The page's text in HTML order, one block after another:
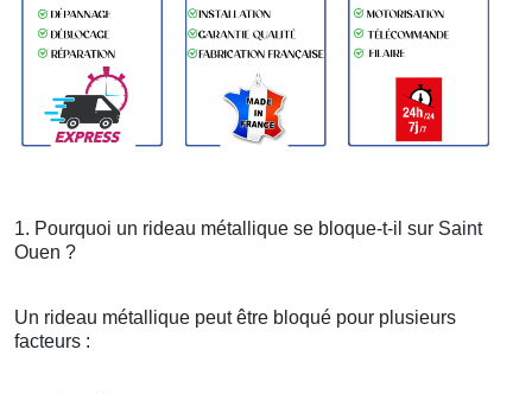
1. Pourquoi un rideau métallique se bloque-t-il sur Saint
Ouen ?
Un rideau métallique peut être bloqué pour plusieurs
facteurs :